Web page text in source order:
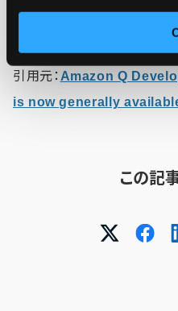
引用元： Amazon Q
is now generally
この記